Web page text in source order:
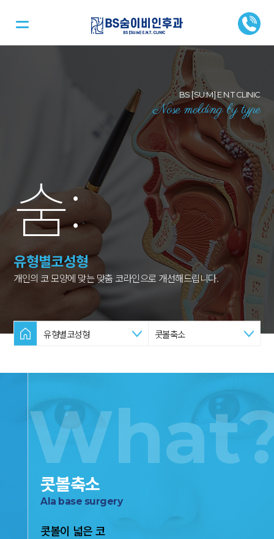
BS [SU:M] E.N.T CLINIC
Nose molding by type
숨:
유형별코성형
개인의 코 모양에 맞는 맞춤 코라인으로 개선해드립니다.
유형별코성형 콧볼축소
콧볼축소
Ala base surgery
콧볼이 넓은 코